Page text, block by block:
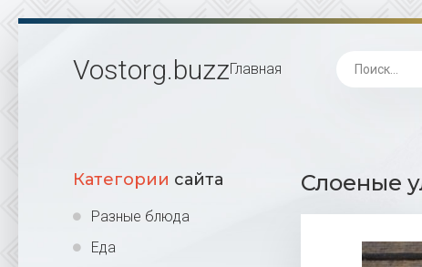
Vostorg.buzzГлавная
Категории сайта
Разные блюда
Еда
Слоеные